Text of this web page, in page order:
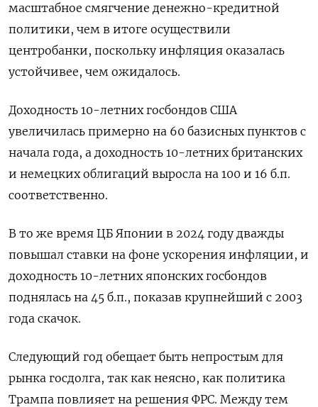
масштабное смягчение денежно-кредитной
политики, чем в итоге осуществили
центробанки, поскольку инфляция оказалась
устойчивее, чем ожидалось.
Доходность 10-летних госбондов США
увеличилась примерно на 60 базисных пунктов с
начала года, а доходность 10-летних британских
и немецких облигаций выросла на 100 и 16 б.п.
соответственно.
В то же время ЦБ Японии в 2024 году дважды
повышал ставки на фоне ускорения инфляции, и
доходность 10-летних японских госбондов
поднялась на 45 б.п., показав крупнейший с 2003
года скачок.
Следующий год обещает быть непростым для
рынка госдолга, так как неясно, как политика
Трампа повлияет на решения ФРС. Между тем